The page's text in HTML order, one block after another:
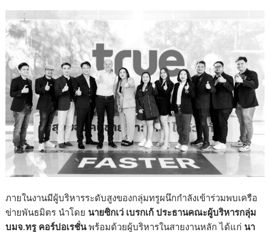
ภายในงานมีผู้บริหารระดับสูงของกลุ่มทรูผนึกกำลังเข้าร่วมพบเครือ
ข่ายพันธมิตร นำโดย นายซิกเว่ เบรกเก้ ประธานคณะผู้บริหารกลุ่ม
บมจ.ทรู คอร์ปอเรชั่นพร้อมด้วยผู้บริหารในสายงานหลัก ได้แก่ นา